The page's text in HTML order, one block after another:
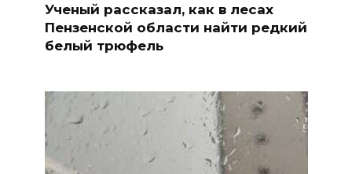
Ученый рассказал, как в лесах
Пензенской области найти редкий
белый трюфель